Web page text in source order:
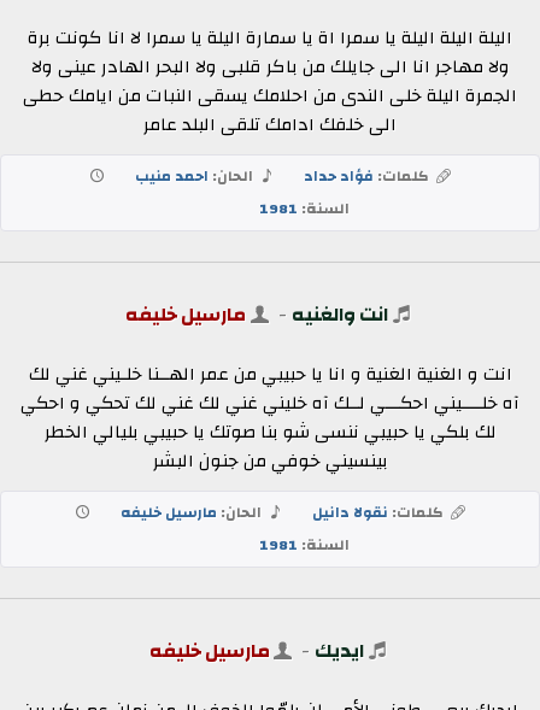
اليلة اليلة اليلة يا سمرا اة يا سمارة اليلة يا سمرا لا انا كونت برة
ولا مهاجر انا الى جايلك من باكر قلبى ولا البحر الهادر عينى ولا
الجمرة اليلة خلى الندى من احلامك يسقى النبات من ايامك حطى
الى خلفك ادامك تلقى البلد عامر
كلمات: فؤاد حداد الحان: احمد منيب
السنة: 1981
انت والغنيه - مارسيل خليفه
انت و الغنية الغنية و انا يا حبيبي من عمر الهــنا خلـيني غني لك
آه خلــــيني احكـــي لــك آه خليني غني لك غني لك تحكي و احكي
لك بلكي يا حبيبي ننسى شو بنا صوتك يا حبيبي بليالي الخطر
بينسيني خوفي من جنون البشر
كلمات: نقولا دانيل الحان: مارسيل خليفه
السنة: 1981
ايديك - مارسيل خليفه